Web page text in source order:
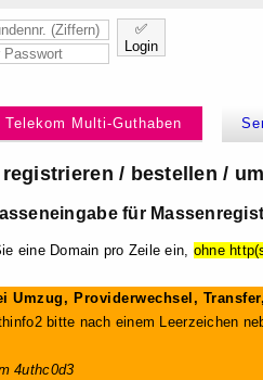
✅
Login
Telekom Multi-Guthaben
/ bestellen /
für
eine Domain pro Zeile ein, ohne
Umzug, Providerwechsel,
bitte nach einem Leerzeichen
4uthc0d3